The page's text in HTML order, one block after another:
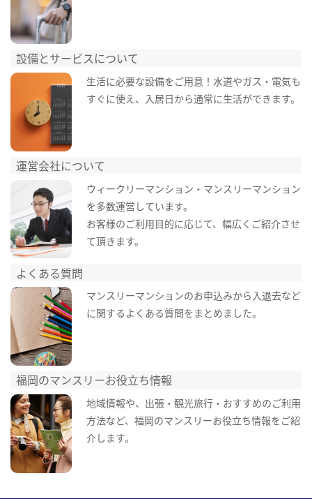
設備とサービスについて
生活に必要な設備をご用意！水道やガス・電気も
すぐに使え、入居日から通常に生活ができます。
運営会社について
ウィークリーマンション・マンスリーマンション
を多数運営しています。
お客様のご利用目的に応じて、幅広くご紹介させ
て頂きます。
よくある質問
マンスリーマンションのお申込みから入退去など
に関するよくある質問をまとめました。
福岡のマンスリーお役立ち情報
地域情報や、出張・観光旅行・おすすめのご利用
方法など、福岡のマンスリーお役立ち情報をご紹
介します。